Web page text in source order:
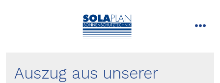
Auszug aus unserer